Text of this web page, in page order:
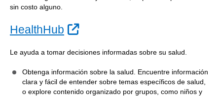
sin costo alguno.
HealthHub Sitio Externo
Le ayuda a tomar decisiones informadas sobre su salud.
Obtenga información sobre la salud. Encuentre información
clara y fácil de entender sobre temas específicos de salud,
o explore contenido organizado por grupos, como niños y